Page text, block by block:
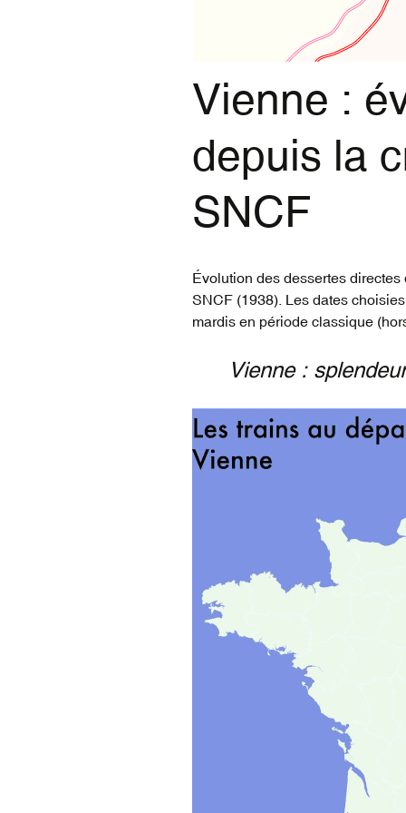
voyageur (1835-2022)
Vienne :
depuis la
SNCF
Évolution des dessertes
SNCF (1938). Les dates
mardis en période classique
Vienne :